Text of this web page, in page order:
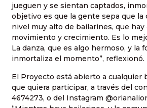
jueguen y se sientan captados,
objetivo es que la gente sepa que la
nivel muy alto de bailarines, que
movimiento y crecimiento. Es lo
La danza, que es algo hermoso, y la
inmortaliza el momento”, reflexionó.
El Proyecto está abierto a cualquier
que quiera participar, a través del
4674273, o del Instagram